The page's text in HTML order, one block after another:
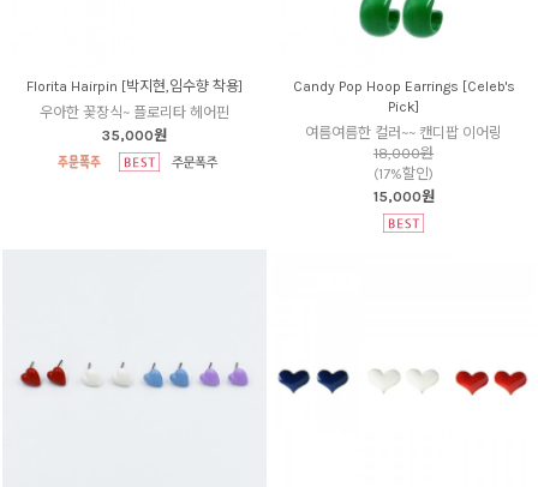
Florita Hairpin [박지현,임수향 착용]
우아한 꽃장식~ 플로리타 헤어핀
35,000원
Candy Pop Hoop Earrings [Celeb's
Pick]
여름여름한 컬러~~ 캔디팝 이어링
18,000원
(17%할인)
15,000원